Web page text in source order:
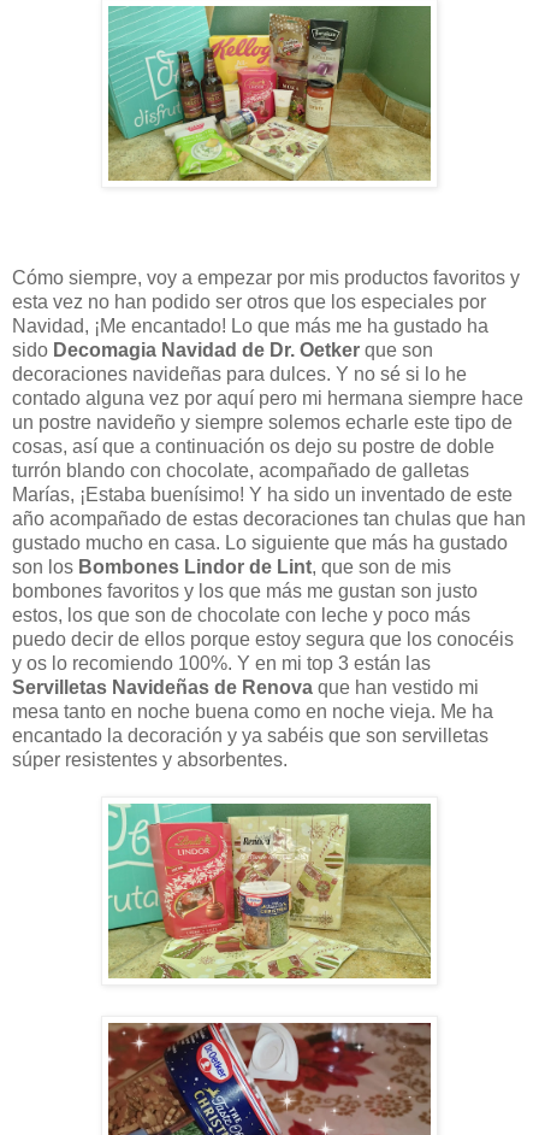
Cómo siempre, voy a empezar por mis productos favoritos y
esta vez no han podido ser otros que los especiales por
Navidad, ¡Me encantado! Lo que más me ha gustado ha
sido Decomagia Navidad de Dr. Oetker que son
decoraciones navideñas para dulces. Y no sé si lo he
contado alguna vez por aquí pero mi hermana siempre hace
un postre navideño y siempre solemos echarle este tipo de
cosas, así que a continuación os dejo su postre de doble
turrón blando con chocolate, acompañado de galletas
Marías, ¡Estaba buenísimo! Y ha sido un inventado de este
año acompañado de estas decoraciones tan chulas que han
gustado mucho en casa. Lo siguiente que más ha gustado
son los Bombones Lindor de Lint, que son de mis
bombones favoritos y los que más me gustan son justo
estos, los que son de chocolate con leche y poco más
puedo decir de ellos porque estoy segura que los conocéis
y os lo recomiendo 100%. Y en mi top 3 están las
Servilletas Navideñas de Renova que han vestido mi
mesa tanto en noche buena como en noche vieja. Me ha
encantado la decoración y ya sabéis que son servilletas
súper resistentes y absorbentes.